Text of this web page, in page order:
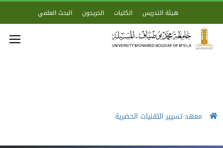
هيئة التدريس الكليات الخريجون البحث العلمي
معهد تسيير التقنيات الحضرية